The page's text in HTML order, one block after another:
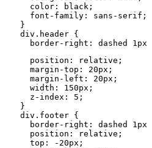
      color: black;
      font-family: sans-serif;
    }
    div.header {
border-right: dashed 1px
      position: relative;
      margin-top: 20px;
      margin-left: 20px;
      width: 150px;
      z-index: 5;
    }
    div.footer {
border-right: dashed 1px
      position: relative;
      top: -20px;